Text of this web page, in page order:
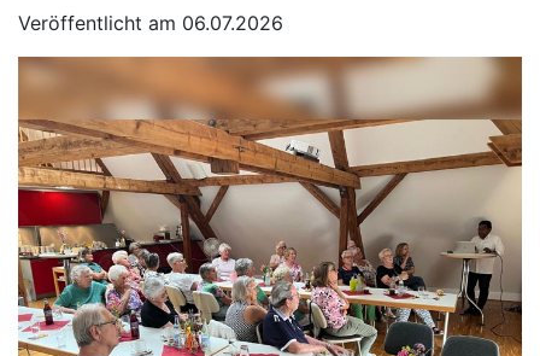
Veröffentlicht am 06.07.2026